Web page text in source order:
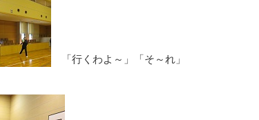
「行くわよ～」「そ～れ」